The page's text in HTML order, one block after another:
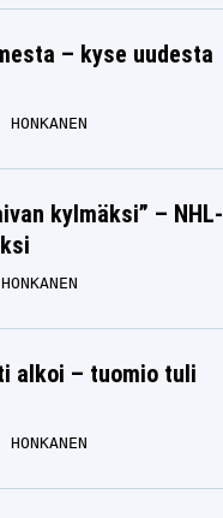
– kyse uudesta
HONKANEN
kylmäksi” – NHL-
alkoi – tuomio tuli
HONKANEN